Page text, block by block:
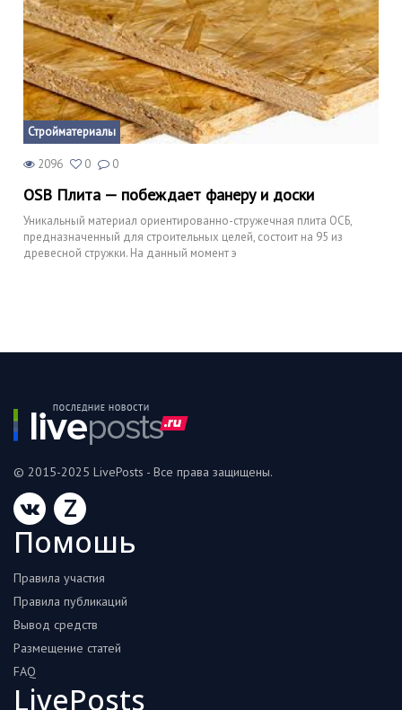
Стройматериалы
2096 0 0
OSB Плита — побеждает фанеру и доски
Уникальный материал ориентированно-стружечная плита ОСБ,
предназначенный для строительных целей, состоит на 95 из
древесной стружки. На данный момент э
© 2015-2025 LivePosts - Все права защищены.
Z
Помошь
Правила участия
Правила публикаций
Вывод средств
Размещение статей
FAQ
LivePosts